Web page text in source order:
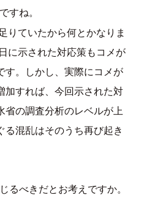
すね。
りていたから何とかなりま
に示された対応策もコメが
す。しかし、実際にコメが
加すれば、今回示された対
省の調査分析のレベルが上
る混乱はそのうち再び起き
るべきだとお考えですか。